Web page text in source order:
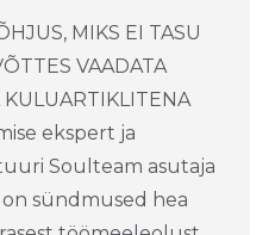
MIKS EI TASU
VAADATA
ekspert ja
Soulteam asutaja
sündmused hea